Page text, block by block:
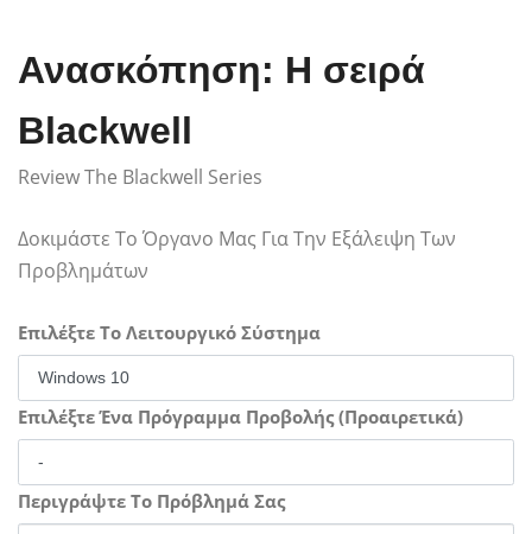
Ανασκόπηση: Η σειρά
Blackwell
Review The Blackwell Series
Δοκιμάστε Το Όργανο Μας Για Την Εξάλειψη Των
Προβλημάτων
Επιλέξτε Το Λειτουργικό Σύστημα
Επιλέξτε Ένα Πρόγραμμα Προβολής (Προαιρετικά)
Περιγράψτε Το Πρόβλημά Σας